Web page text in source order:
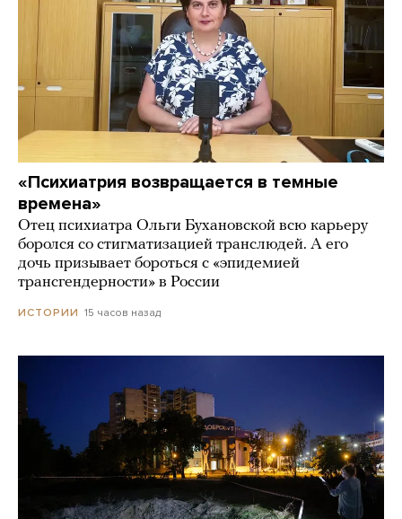
«Психиатрия возвращается в темные
времена»
Отец психиатра Ольги Бухановской всю карьеру
боролся со стигматизацией транслюдей. А его
дочь призывает бороться с «эпидемией
трансгендерности» в России
ИСТОРИИ 15 часов назад